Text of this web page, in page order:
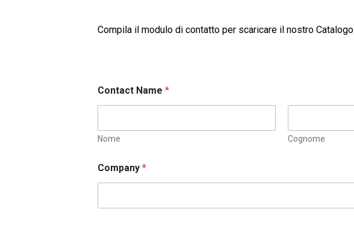
Compila il modulo di contatto per scaricare il nostro Catalogo
Contact Name *
Nome Cognome
Company *